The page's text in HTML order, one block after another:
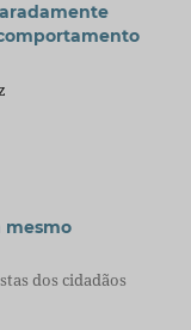
mesmo
dos cidadãos